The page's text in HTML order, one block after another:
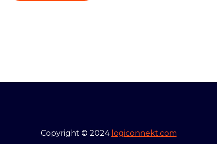
Copyright © 2024 logiconnekt.com